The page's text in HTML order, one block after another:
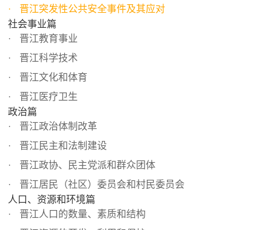
晋江突发性公共安全事件及其应对
社会事业篇
晋江教育事业
晋江科学技术
晋江文化和体育
晋江医疗卫生
政治篇
晋江政治体制改革
晋江民主和法制建设
晋江政协、民主党派和群众团体
晋江居民（社区）委员会和村民委员会
人口、资源和环境篇
晋江人口的数量、素质和结构